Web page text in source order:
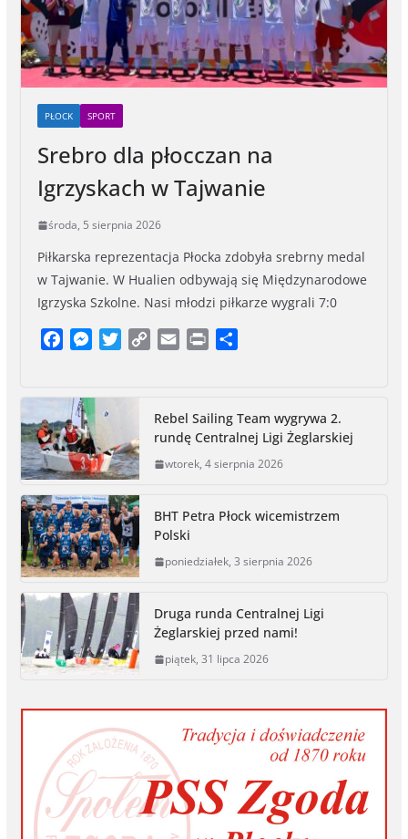
PŁOCK SPORT
Srebro dla płocczan na
Igrzyskach w Tajwanie
środa, 5 sierpnia 2026
Piłkarska reprezentacja Płocka zdobyła srebrny medal
w Tajwanie. W Hualien odbywają się Międzynarodowe
Igrzyska Szkolne. Nasi młodzi piłkarze wygrali 7:0
b
o
o
k
M
e
n
g
e
r
e
r
L
n
l
t
e
Rebel Sailing Team wygrywa 2.
rundę Centralnej Ligi Żeglarskiej
wtorek, 4 sierpnia 2026
BHT Petra Płock wicemistrzem
Polski
poniedziałek, 3 sierpnia 2026
Druga runda Centralnej Ligi
Żeglarskiej przed nami!
piątek, 31 lipca 2026